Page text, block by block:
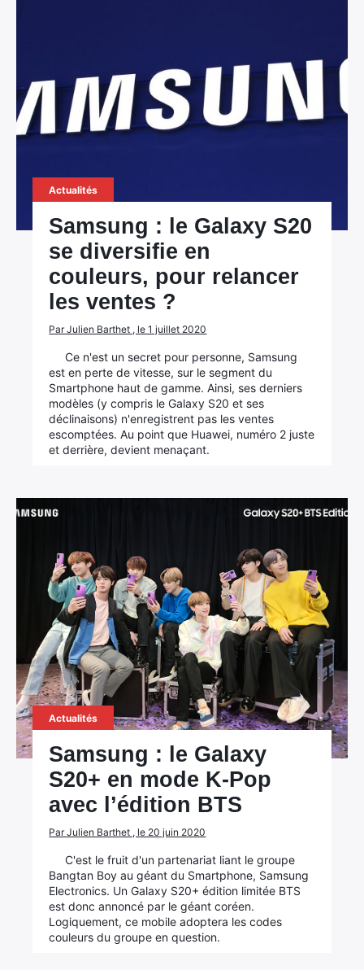
Actualités
Samsung : le Galaxy S20
se diversifie en
couleurs, pour relancer
les ventes ?
Par Julien Barthet , le 1 juillet 2020
Ce n'est un secret pour personne, Samsung
est en perte de vitesse, sur le segment du
Smartphone haut de gamme. Ainsi, ses derniers
modèles (y compris le Galaxy S20 et ses
déclinaisons) n'enregistrent pas les ventes
escomptées. Au point que Huawei, numéro 2 juste
et derrière, devient menaçant.
Actualités
Samsung : le Galaxy
S20+ en mode K-Pop
avec l’édition BTS
Par Julien Barthet , le 20 juin 2020
C'est le fruit d'un partenariat liant le groupe
Bangtan Boy au géant du Smartphone, Samsung
Electronics. Un Galaxy S20+ édition limitée BTS
est donc annoncé par le géant coréen.
Logiquement, ce mobile adoptera les codes
couleurs du groupe en question.